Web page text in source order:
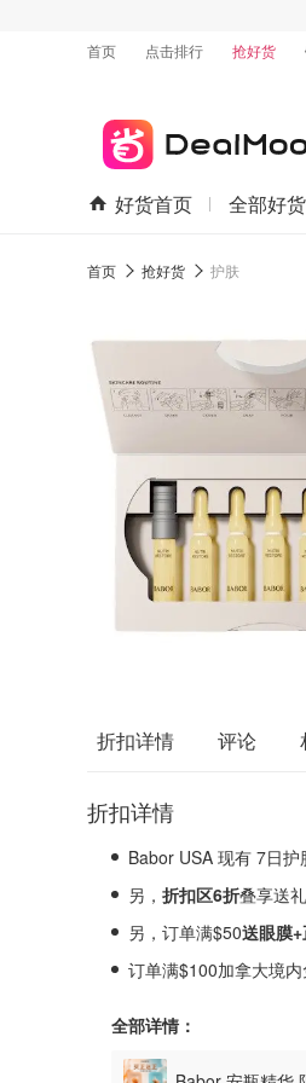
首页
点击排行 抢好货
好货首页 全部好货
首页 抢好货 护肤
折扣详情 评论
折扣详情
Babor USA 现有 7日护
另， 折扣区6折叠享送礼
另，订单满$50送眼膜
订单满$100加拿大境内
全部详情：